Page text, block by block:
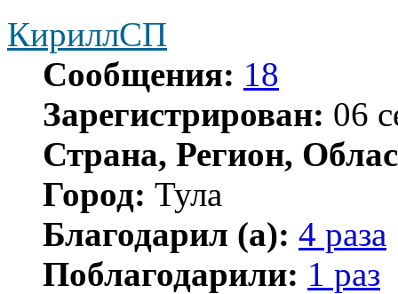
КириллСП
Сообщения: 18
Зарегистрирован: 06
Страна, Регион,
Город: Тула
Благодарил (а): 4 раза
Поблагодарили: 1 раз